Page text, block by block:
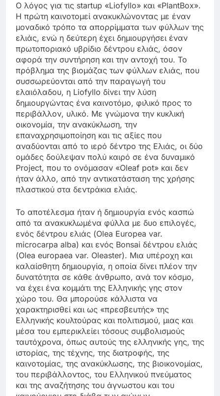
Ο λόγος για τις startup «Liofyllo» και «PlantBox».
Η πρώτη καινοτομεί ανακυκλώνοντας με έναν
μοναδικό τρόπο τα απορρίμματα των φύλλων της
ελιάς, ενώ η δεύτερη έχει δημιουργήσει έναν
πρωτοποριακό υβρίδιο δέντρου ελιάς, όσον
αφορά την συντήρηση και την αντοχή του. Το
πρόβλημα της βιομάζας των φύλλων ελιάς, που
συσσωρεύονται από την παραγωγή του
ελαιόλαδου, η Liofyllo δίνει την λύση
δημιουργώντας ένα καινοτόμο, φιλικό προς το
περιβάλλον, υλικό. Με γνώμονα την κυκλική
οικονομία, την ανακύκλωση, την
επαναχρησιμοποίηση και τις αξίες που
αναδύονται από το ιερό δέντρο της Ελιάς, οι δύο
ομάδες δούλεψαν πολύ καιρό σε ένα δυναμικό
Project, που το ονόμασαν «Oleaf pot» και δεν
ήταν άλλο, από την αντικατάσταση της χρήσης
πλαστικού στα δεντράκια ελιάς.
Το αποτέλεσμα ήταν ή δημιουργία ενός κασπώ
από τα ανακυκλωμένα φύλλα με δυο επιλογές,
ενός δέντρου ελιάς (Olea Europea var.
microcarpa alba) και ενός Bonsai δέντρου ελιάς
(Olea europaea var. Oleaster). Μια υπέροχη και
καλαίσθητη δημιουργία, η οποία δίνει πλέον την
δυνατότητα σε κάθε άνθρωπο, ανά τον κόσμο,
να έχει ένα κομμάτι της Ελληνικής γης στον
χώρο του. Θα μπορούσε κάλλιστα να
χαρακτηρισθεί και ως «πρεσβευτής» της
Ελληνικής κουλτούρας και πολιτισμού, μιας και
μέσα του εμπερικλείει τόσους συμβολισμούς
ταυτόχρονα, όπως αυτούς της ελληνικής γης, της
ιστορίας, της τέχνης, της διατροφής, της
καινοτομίας, της ανακύκλωσης, της βιοικονομίας,
του περιβάλλοντος, του Ελληνικού πνεύματος
και της αναζήτησης του άγνωστου και του